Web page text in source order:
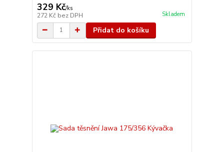
329 Kč/ks
272 Kč bez DPH Skladem
Přidat do košíku